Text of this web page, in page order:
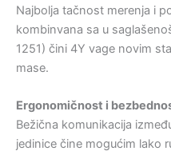
Najbolja tačnost merenja i
kombinvana sa u
1251) čini 4Y vage novim
mase.
Ergonomičnost i
Bežična komunikacija
jedinice čine mogućim lako